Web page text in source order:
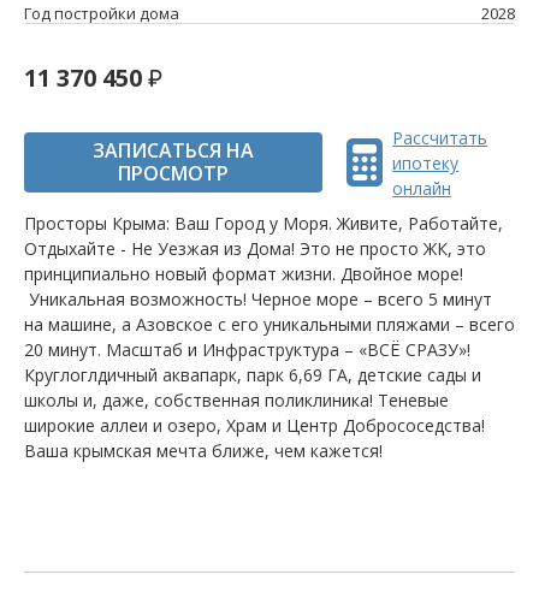
Год постройки дома 2028
11 370 450
ЗАПИСАТЬСЯ НА
ПРОСМОТР
Рассчитать
ипотеку
онлайн
Просторы Крыма: Ваш Город у Моря. Живите, Работайте,
Отдыхайте - Не Уезжая из Дома! Это не просто ЖК, это
принципиально новый формат жизни. Двойное море!
Уникальная возможность! Черное море – всего 5 минут
на машине, а Азовское с его уникальными пляжами – всего
20 минут. Масштаб и Инфраструктура – «ВСЁ СРАЗУ»!
Круглоглдичный аквапарк, парк 6,69 ГА, детские сады и
школы и, даже, собственная поликлиника! Теневые
широкие аллеи и озеро, Храм и Центр Добрососедства!
Ваша крымская мечта ближе, чем кажется!